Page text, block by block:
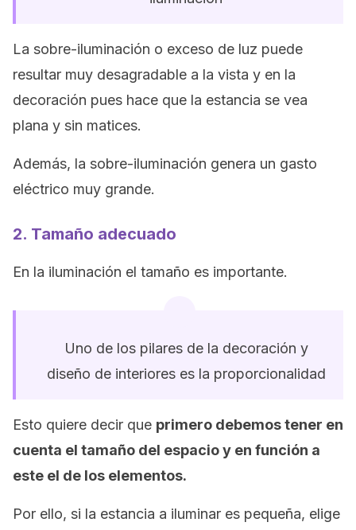
La sobre-iluminación o exceso de luz puede
resultar muy desagradable a la vista y en la
decoración pues hace que la estancia se vea
plana y sin matices.
Además, la sobre-iluminación genera un gasto
eléctrico muy grande.
2. Tamaño adecuado
En la iluminación el tamaño es importante.
Uno de los pilares de la decoración y
diseño de interiores es la proporcionalidad
Esto quiere decir que primero debemos tener en
cuenta el tamaño del espacio y en función a
este el de los elementos.
Por ello, si la estancia a iluminar es pequeña, elige